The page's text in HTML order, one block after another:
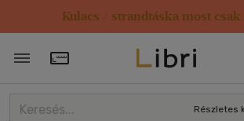
Kulacs / strandtáska most csak
Törzsvásárlói Kártya adatai
Részletes